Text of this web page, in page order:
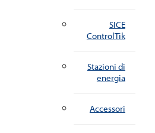
SICE
ControlTik
Stazioni di
energia
Accessori